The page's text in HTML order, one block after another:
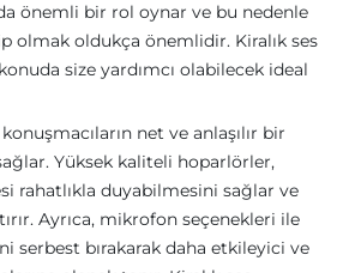
önemli bir rol oynar ve bu nedenle
olmak oldukça önemlidir. Kiralık ses
size yardımcı olabilecek ideal
net ve anlaşılır bir
Yüksek kaliteli hoparlörler,
rahatlıkla duyabilmesini sağlar ve
Ayrıca, mikrofon seçenekleri ile
serbest bırakarak daha etkileyici ve